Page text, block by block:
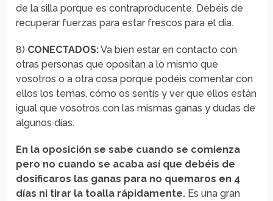
de la silla porque es contraproducente. Debéis de
recuperar fuerzas para estar frescos para el día.
8) CONECTADOS:Va bien estar en contacto con
otras personas que opositan a lo mismo que
vosotros o a otra cosa porque podéis comentar con
ellos los temas, cómo os sentís y ver que ellos están
igual que vosotros con las mismas ganas y dudas de
algunos días.
En la oposición se sabe cuando se comienza
pero no cuando se acaba así que debéis de
dosificaros las ganas para no quemaros en 4
días ni tirar la toalla rápidamente. Es una gran